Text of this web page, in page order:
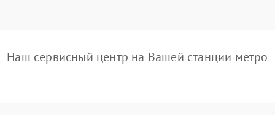
Наш сервисный центр на Вашей станции метро